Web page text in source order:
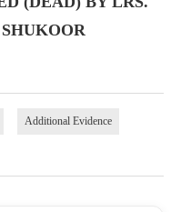
Additional Evidence